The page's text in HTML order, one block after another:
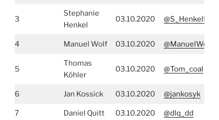
3
Stephanie
Henkel
03.10.2020 @S_HenkelDD
4 Manuel Wolf 03.10.2020
5
Thomas
Köhler
03.10.2020 @Tom_coal
6 Jan Kossick 03.10.2020 @jankosyk
7 Daniel Quitt 03.10.2020 @dlq_dd